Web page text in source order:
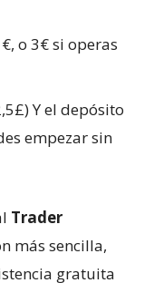
o 3€ si operas
Y el depósito
empezar sin
Trader
más sencilla,
gratuita